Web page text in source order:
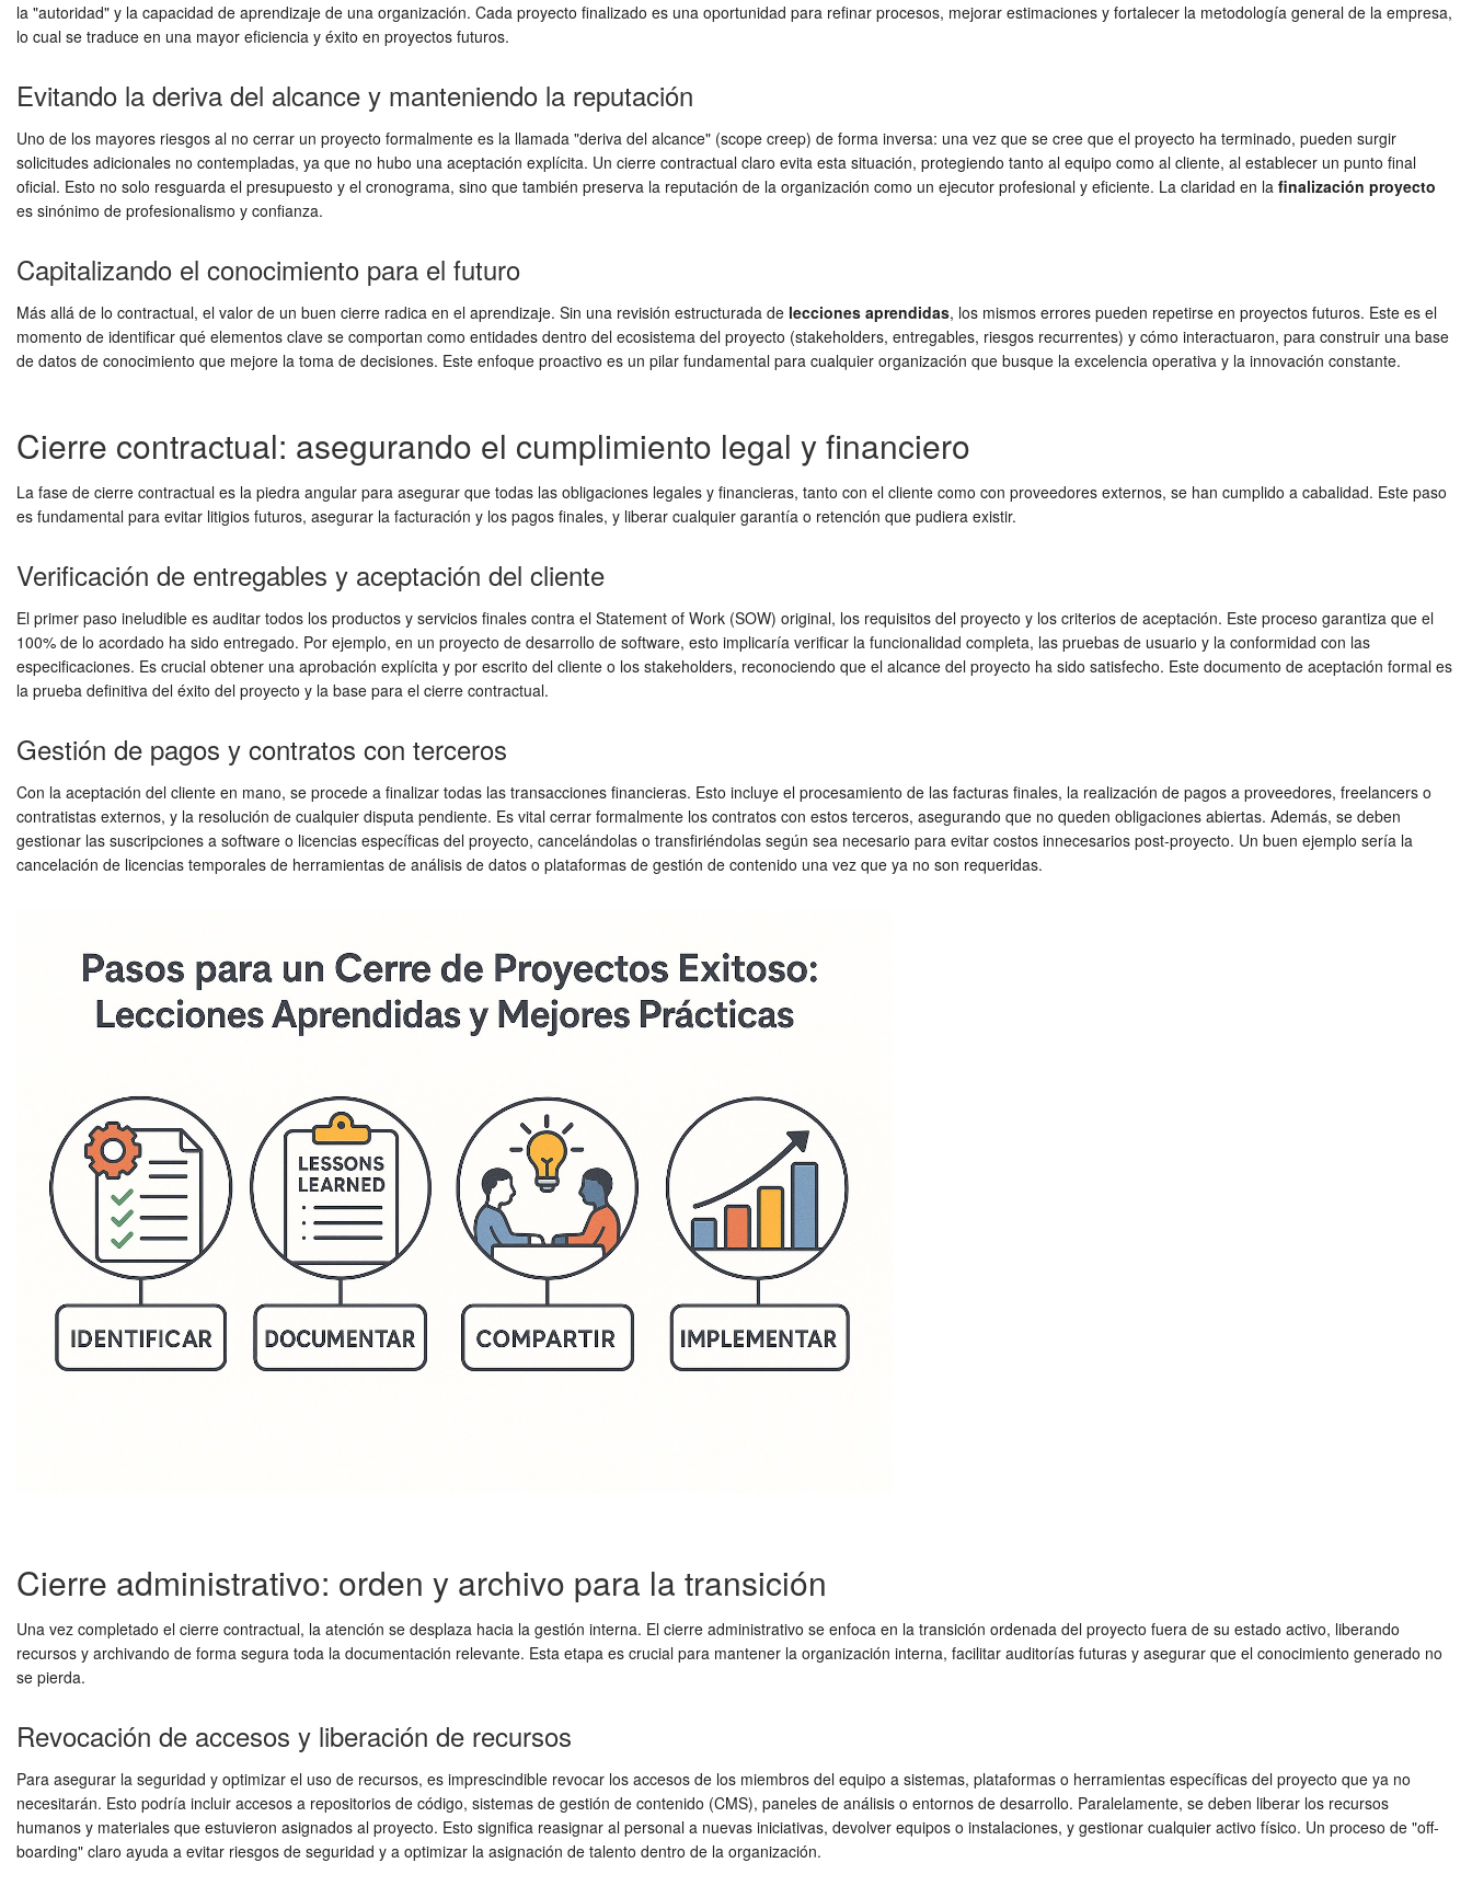
la "autoridad" y la capacidad de aprendizaje de una organización. Cada proyecto finalizado es una oportunidad para refinar procesos, mejorar estimaciones y fortalecer la metodología general de la empresa,
lo cual se traduce en una mayor eficiencia y éxito en proyectos futuros.
Evitando la deriva del alcance y manteniendo la reputación
Uno de los mayores riesgos al no cerrar un proyecto formalmente es la llamada "deriva del alcance" (scope creep) de forma inversa: una vez que se cree que el proyecto ha terminado, pueden surgir
solicitudes adicionales no contempladas, ya que no hubo una aceptación explícita. Un cierre contractual claro evita esta situación, protegiendo tanto al equipo como al cliente, al establecer un punto final
oficial. Esto no solo resguarda el presupuesto y el cronograma, sino que también preserva la reputación de la organización como un ejecutor profesional y eficiente. La claridad en la finalización proyecto
es sinónimo de profesionalismo y confianza.
Capitalizando el conocimiento para el futuro
Más allá de lo contractual, el valor de un buen cierre radica en el aprendizaje. Sin una revisión estructurada de lecciones aprendidas, los mismos errores pueden repetirse en proyectos futuros. Este es el
momento de identificar qué elementos clave se comportan como entidades dentro del ecosistema del proyecto (stakeholders, entregables, riesgos recurrentes) y cómo interactuaron, para construir una base
de datos de conocimiento que mejore la toma de decisiones. Este enfoque proactivo es un pilar fundamental para cualquier organización que busque la excelencia operativa y la innovación constante.
Cierre contractual: asegurando el cumplimiento legal y financiero
La fase de cierre contractual es la piedra angular para asegurar que todas las obligaciones legales y financieras, tanto con el cliente como con proveedores externos, se han cumplido a cabalidad. Este paso
es fundamental para evitar litigios futuros, asegurar la facturación y los pagos finales, y liberar cualquier garantía o retención que pudiera existir.
Verificación de entregables y aceptación del cliente
El primer paso ineludible es auditar todos los productos y servicios finales contra el Statement of Work (SOW) original, los requisitos del proyecto y los criterios de aceptación. Este proceso garantiza que el
100% de lo acordado ha sido entregado. Por ejemplo, en un proyecto de desarrollo de software, esto implicaría verificar la funcionalidad completa, las pruebas de usuario y la conformidad con las
especificaciones. Es crucial obtener una aprobación explícita y por escrito del cliente o los stakeholders, reconociendo que el alcance del proyecto ha sido satisfecho. Este documento de aceptación formal es
la prueba definitiva del éxito del proyecto y la base para el cierre contractual.
Gestión de pagos y contratos con terceros
Con la aceptación del cliente en mano, se procede a finalizar todas las transacciones financieras. Esto incluye el procesamiento de las facturas finales, la realización de pagos a proveedores, freelancers o
contratistas externos, y la resolución de cualquier disputa pendiente. Es vital cerrar formalmente los contratos con estos terceros, asegurando que no queden obligaciones abiertas. Además, se deben
gestionar las suscripciones a software o licencias específicas del proyecto, cancelándolas o transfiriéndolas según sea necesario para evitar costos innecesarios post-proyecto. Un buen ejemplo sería la
cancelación de licencias temporales de herramientas de análisis de datos o plataformas de gestión de contenido una vez que ya no son requeridas.
Cierre administrativo: orden y archivo para la transición
Una vez completado el cierre contractual, la atención se desplaza hacia la gestión interna. El cierre administrativo se enfoca en la transición ordenada del proyecto fuera de su estado activo, liberando
recursos y archivando de forma segura toda la documentación relevante. Esta etapa es crucial para mantener la organización interna, facilitar auditorías futuras y asegurar que el conocimiento generado no
se pierda.
Revocación de accesos y liberación de recursos
Para asegurar la seguridad y optimizar el uso de recursos, es imprescindible revocar los accesos de los miembros del equipo a sistemas, plataformas o herramientas específicas del proyecto que ya no
necesitarán. Esto podría incluir accesos a repositorios de código, sistemas de gestión de contenido (CMS), paneles de análisis o entornos de desarrollo. Paralelamente, se deben liberar los recursos
humanos y materiales que estuvieron asignados al proyecto. Esto significa reasignar al personal a nuevas iniciativas, devolver equipos o instalaciones, y gestionar cualquier activo físico. Un proceso de "off-
boarding" claro ayuda a evitar riesgos de seguridad y a optimizar la asignación de talento dentro de la organización.